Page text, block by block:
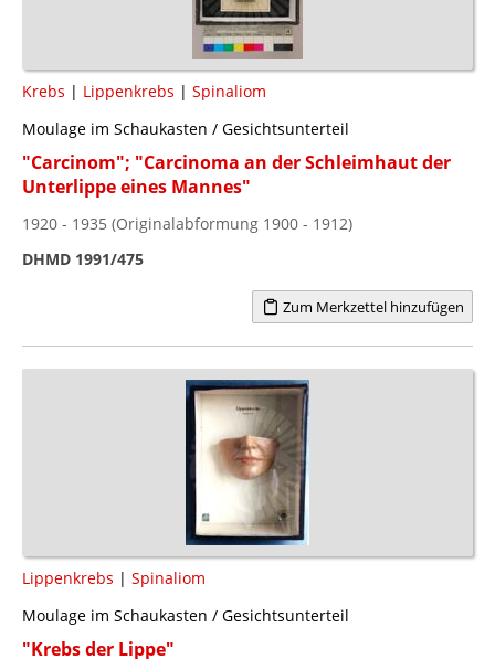
Krebs | Lippenkrebs | Spinaliom
Moulage im Schaukasten / Gesichtsunterteil
"Carcinom"; "Carcinoma an der Schleimhaut der
Unterlippe eines Mannes"
1920 - 1935 (Originalabformung 1900 - 1912)
DHMD 1991/475
Zum Merkzettel hinzufügen
Lippenkrebs | Spinaliom
Moulage im Schaukasten / Gesichtsunterteil
"Krebs der Lippe"